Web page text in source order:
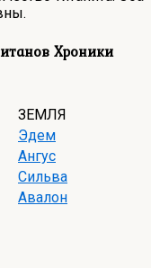
Хроники
ЗЕМЛЯ
Эдем
Ангус
Сильва
Авалон